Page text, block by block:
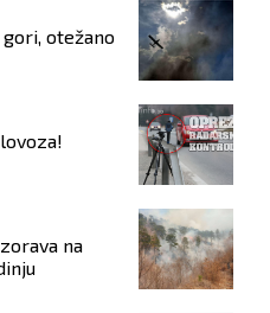
otežano
na